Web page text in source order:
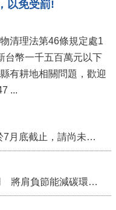
以免受罰!
清理法第46條規定處1
台幣一千五百萬元以下
有耕地相關問題，歡迎
洽詢本府地政處地權科（037-55947 ...
115年第2季固定源空污費申報已於7月底截止，請尚未申報公私場所儘速完成申繳，以免面臨滯納金及罰鍰!
冠軍建材「近零展望建材館」啟用 將肩負節能減碳環境教育重任